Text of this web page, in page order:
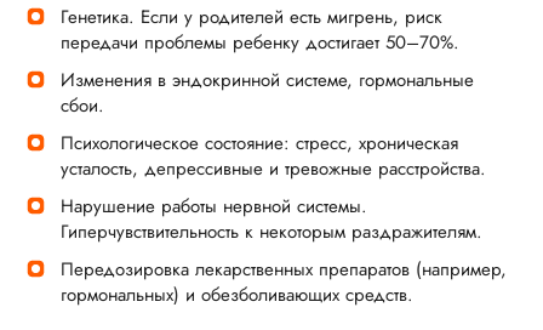
Генетика. Если у родителей есть мигрень, риск
передачи проблемы ребенку достигает 50–70%.
Изменения в эндокринной системе, гормональные
сбои.
Психологическое состояние: стресс, хроническая
усталость, депрессивные и тревожные расстройства.
Нарушение работы нервной системы.
Гиперчувствительность к некоторым раздражителям.
Передозировка лекарственных препаратов (например,
гормональных) и обезболивающих средств.